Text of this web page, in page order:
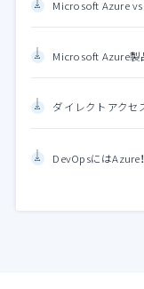
Microsoft Azure vs
Microsoft Azure製
ダイレクトアク
DevOpsにはAzure